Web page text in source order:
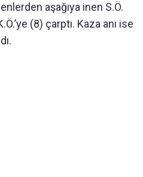
aşağıya inen S.Ö.
(8) çarptı. Kaza anı ise